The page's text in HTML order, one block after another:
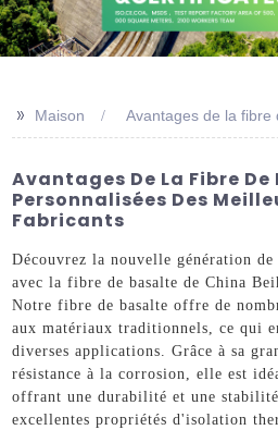
>> Maison Avantages de la fibre
Avantages De La Fibre
Personnalisées Des
Fabricants
Découvrez la nouvelle génération
avec la fibre de basalte de China
Notre fibre de basalte offre de
aux matériaux traditionnels, ce qui
diverses applications. Grâce à sa
résistance à la corrosion, elle est
offrant une durabilité et une stabilité
excellentes propriétés d'isolation